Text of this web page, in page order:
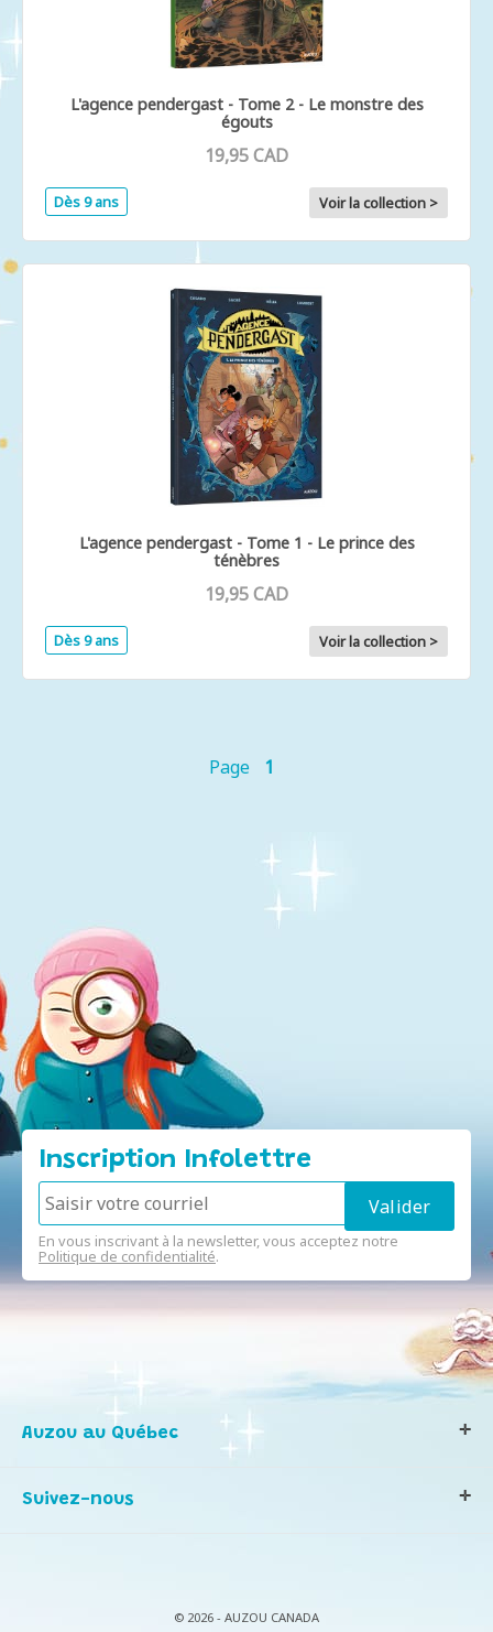
L'agence pendergast - Tome 2 - Le monstre des
égouts
19,95 CAD
Dès 9 ans Voir la collection >
L'agence pendergast - Tome 1 - Le prince des
ténèbres
19,95 CAD
Dès 9 ans Voir la collection >
Page 1
Inscription Infolettre
En vous inscrivant à la newsletter, vous acceptez notre
Politique de confidentialité.
Auzou au Québec
Notre histoire
Infos consommateurs
Suivez-nous
© 2026 - AUZOU CANADA